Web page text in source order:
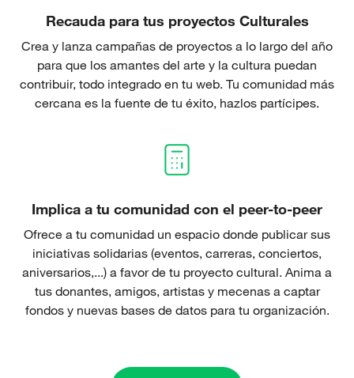
Recauda para tus proyectos Culturales
Crea y lanza campañas de proyectos a lo largo del año
para que los amantes del arte y la cultura puedan
contribuir, todo integrado en tu web. Tu comunidad más
cercana es la fuente de tu éxito, hazlos partícipes.
Implica a tu comunidad con el peer-to-peer
Ofrece a tu comunidad un espacio donde publicar sus
iniciativas solidarias (eventos, carreras, conciertos,
aniversarios,...) a favor de tu proyecto cultural. Anima a
tus donantes, amigos, artistas y mecenas a captar
fondos y nuevas bases de datos para tu organización.